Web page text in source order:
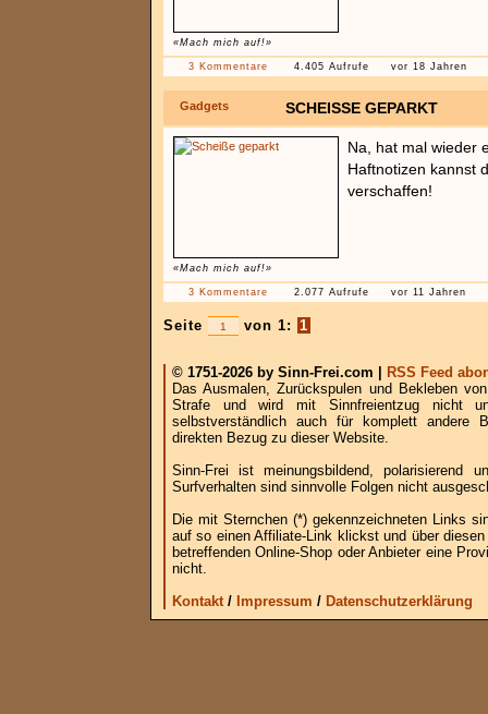
«Mach mich auf!»
3 Kommentare 4.405 Aufrufe vor 18 Jahren
Gadgets SCHEISSE GEPARKT
«Mach mich auf!»
Na, hat mal wieder
Haftnotizen kannst
verschaffen!
3 Kommentare 2.077 Aufrufe vor 11 Jahren
Seite von 1: 1
© 1751-2026 by Sinn-Frei.com |
RSS Feed
Das Ausmalen, Zurückspulen und Bekleben
Strafe und wird mit Sinnfreientzug nicht
selbstverständlich auch für komplett andere
direkten Bezug zu dieser Website.
Sinn-Frei ist meinungsbildend, polarisierend
Surfverhalten sind sinnvolle Folgen nicht
Die mit Sternchen (*) gekennzeichneten Links
auf so einen Affiliate-Link klickst und über
betreffenden Online-Shop oder Anbieter eine
nicht.
Kontakt/ Impressum / Datenschutzerklärung